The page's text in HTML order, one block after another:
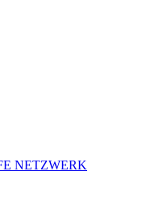
NETZWERK